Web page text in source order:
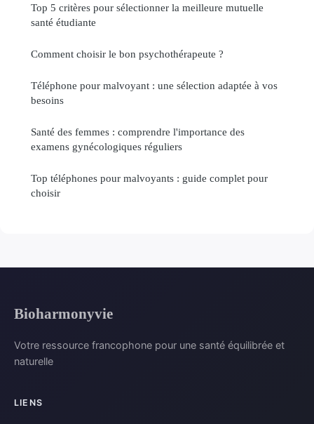
Top 5 critères pour sélectionner la meilleure mutuelle
santé étudiante
Comment choisir le bon psychothérapeute ?
Téléphone pour malvoyant : une sélection adaptée à vos
besoins
Santé des femmes : comprendre l'importance des
examens gynécologiques réguliers
Top téléphones pour malvoyants : guide complet pour
choisir
Bioharmonyvie
Votre ressource francophone pour une santé équilibrée et
naturelle
LIENS